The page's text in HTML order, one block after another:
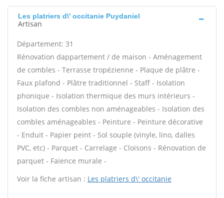
Les platriers d\' occitanie Puydaniel
Artisan
Département: 31
Rénovation dappartement / de maison - Aménagement
de combles - Terrasse tropézienne - Plaque de plâtre -
Faux plafond - Plâtre traditionnel - Staff - Isolation
phonique - Isolation thermique des murs intérieurs -
Isolation des combles non aménageables - Isolation des
combles aménageables - Peinture - Peinture décorative
- Enduit - Papier peint - Sol souple (vinyle, lino, dalles
PVC, etc) - Parquet - Carrelage - Cloisons - Rénovation de
parquet - Faïence murale -
Voir la fiche artisan : Les platriers d\' occitanie